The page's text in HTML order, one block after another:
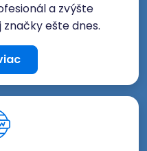
a zvýšte
ešte dnes.